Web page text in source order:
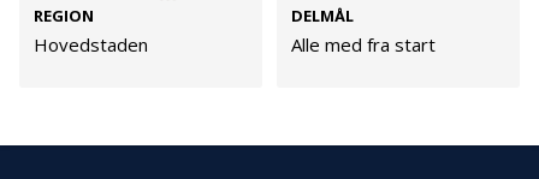
REGION
Hovedstaden
DELMÅL
Alle med fra start